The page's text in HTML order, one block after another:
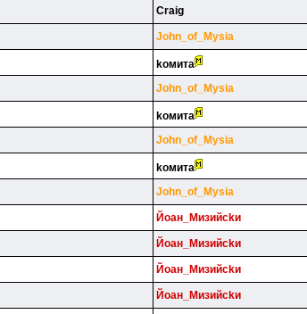
Craig
John_of_Mysia
koмитa
John_of_Mysia
koмитa
John_of_Mysia
koмитa
John_of_Mysia
Йoaн_Mизийckи
Йoaн_Mизийckи
Йoaн_Mизийckи
Йoaн_Mизийckи